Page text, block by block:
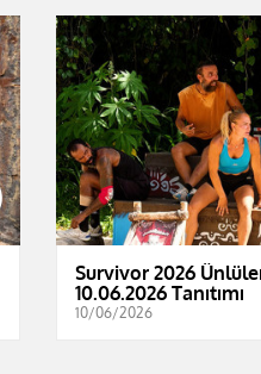
Survivor 2026
10.06.2026 Tanıtımı
10/06/2026